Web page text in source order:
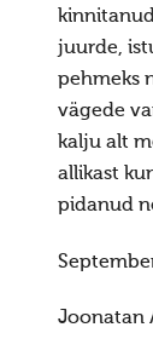
juurde,
pehmeks
vägede
kalju alt
allikast
pidanud
Joonatan